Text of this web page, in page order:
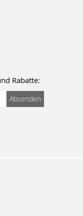
Rabatte:
Absenden